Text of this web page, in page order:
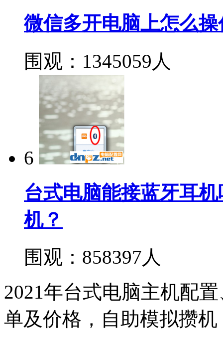
微信多开电脑上怎么
围观：1345059人
6
台式电脑能接蓝牙耳
机？
围观：858397人
2021年台式电脑主机配
单及价格，自助模拟攒机